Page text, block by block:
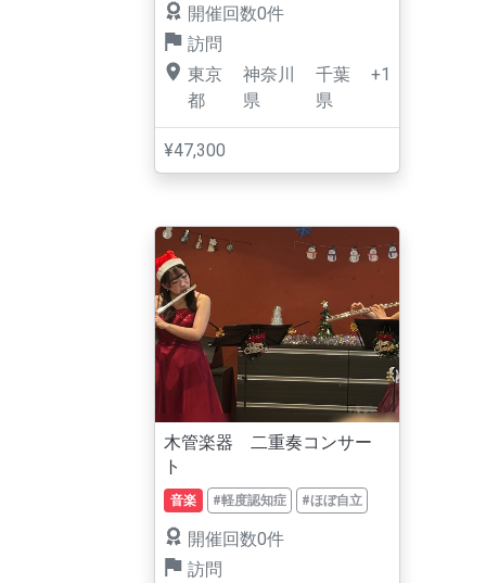
開催回数0件
訪問
東京
都
神奈川
県
千葉
県
+1
¥47,300
木管楽器 二重奏コンサー
ト
音楽 #軽度認知症 #ほぼ自立
開催回数0件
訪問